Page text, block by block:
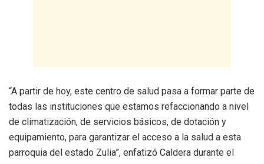
“A partir de hoy, este centro de salud pasa a formar parte de
todas las instituciones que estamos refaccionando a nivel
de climatización, de servicios básicos, de dotación y
equipamiento, para garantizar el acceso a la salud a esta
parroquia del estado Zulia”, enfatizó Caldera durante el